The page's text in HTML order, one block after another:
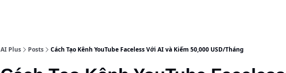
AI Plus Posts Cách Tạo Kênh YouTube Faceless Với AI và Kiếm 50,000 USD/Tháng